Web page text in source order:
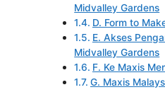
Midvalley Gardens
D. Form to
E. Akses
Midvalley Gardens
F. Ke Maxis
G. Maxis